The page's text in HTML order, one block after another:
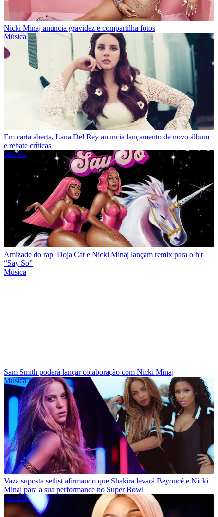
Nicki Minaj anuncia gravidez e compartilha fotos
Música
Em carta aberta, Lana Del Rey anuncia lançamento de novo álbum
e rebate críticas
Música
Amizade do rap: Doja Cat e Nicki Minaj lançam remix para o hit
“Say So”
Música
Sam Smith poderá lançar colaboração com Nicki Minaj
Música
Vaza suposta setlist afirmando que Shakira levará Beyoncé e Nicki
Minaj para a sua performance no Super Bowl
Música